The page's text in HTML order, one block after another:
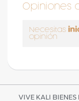
Opiniones
Necesitas
opinión
VIVE KALI BIENES